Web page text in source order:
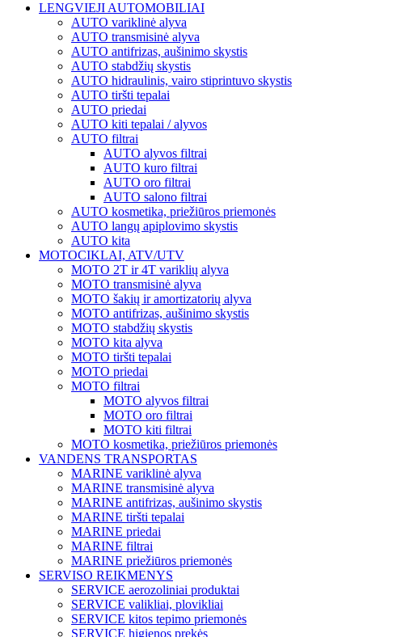
LENGVIEJI AUTOMOBILIAI
AUTO variklinė alyva
AUTO transmisinė alyva
AUTO antifrizas, aušinimo skystis
AUTO stabdžių skystis
AUTO hidraulinis, vairo stiprintuvo skystis
AUTO tiršti tepalai
AUTO priedai
AUTO kiti tepalai / alyvos
AUTO filtrai
AUTO alyvos filtrai
AUTO kuro filtrai
AUTO oro filtrai
AUTO salono filtrai
AUTO kosmetika, priežiūros priemonės
AUTO langų apiplovimo skystis
AUTO kita
MOTOCIKLAI, ATV/UTV
MOTO 2T ir 4T variklių alyva
MOTO transmisinė alyva
MOTO šakių ir amortizatorių alyva
MOTO antifrizas, aušinimo skystis
MOTO stabdžių skystis
MOTO kita alyva
MOTO tiršti tepalai
MOTO priedai
MOTO filtrai
MOTO alyvos filtrai
MOTO oro filtrai
MOTO kiti filtrai
MOTO kosmetika, priežiūros priemonės
VANDENS TRANSPORTAS
MARINE variklinė alyva
MARINE transmisinė alyva
MARINE antifrizas, aušinimo skystis
MARINE tiršti tepalai
MARINE priedai
MARINE filtrai
MARINE priežiūros priemonės
SERVISO REIKMENYS
SERVICE aerozoliniai produktai
SERVICE valikliai, plovikliai
SERVICE kitos tepimo priemonės
SERVICE higienos prekės